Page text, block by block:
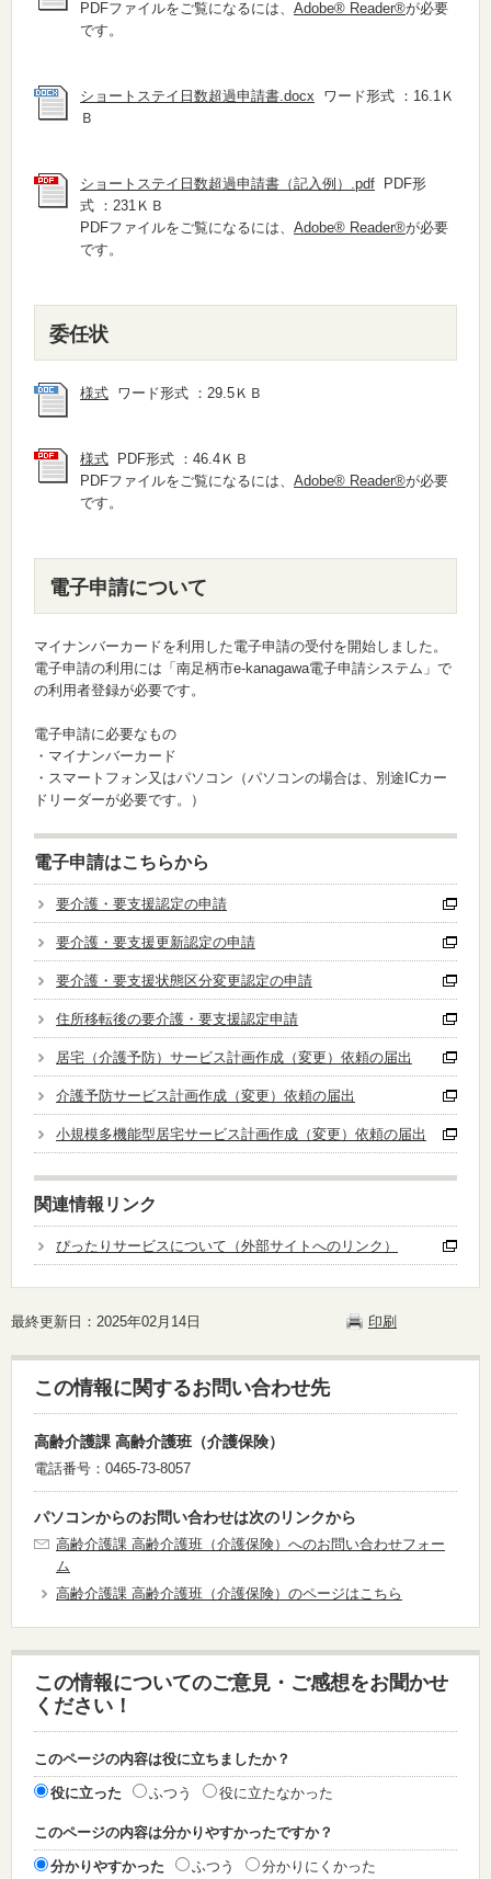
PDFファイルをご覧になるには、 Adobe® Reader®が必要
です。
ショートステイ日数超過申請書.docx ワード形式 ：16.1Ｋ
Ｂ
ショートステイ日数超過申請書（記入例）.pdf PDF形
式 ：231ＫＢ
PDFファイルをご覧になるには、 Adobe® Reader®が必要
です。
委任状
様式 ワード形式 ：29.5ＫＢ
様式 PDF形式 ：46.4ＫＢ
PDFファイルをご覧になるには、 Adobe® Reader®が必要
です。
電子申請について
マイナンバーカードを利用した電子申請の受付を開始しました。
電子申請の利用には「南足柄市e-kanagawa電子申請システム」で
の利用者登録が必要です。
電子申請に必要なもの
・マイナンバーカード
・スマートフォン又はパソコン（パソコンの場合は、別途ICカー
ドリーダーが必要です。）
電子申請はこちらから
要介護・要支援認定の申請
要介護・要支援更新認定の申請
要介護・要支援状態区分変更認定の申請
住所移転後の要介護・要支援認定申請
居宅（介護予防）サービス計画作成（変更）依頼の届出
介護予防サービス計画作成（変更）依頼の届出
小規模多機能型居宅サービス計画作成（変更）依頼の届出
関連情報リンク
ぴったりサービスについて（外部サイトへのリンク）
最終更新日：2025年02月14日 印刷
この情報に関するお問い合わせ先
高齢介護課 高齢介護班（介護保険）
電話番号：0465-73-8057
パソコンからのお問い合わせは次のリンクから
高齢介護課 高齢介護班（介護保険）へのお問い合わせフォー
ム
高齢介護課 高齢介護班（介護保険）のページはこちら
この情報についてのご意見・ご感想をお聞かせ
ください！
このページの内容は役に立ちましたか？
役に立った ふつう 役に立たなかった
このページの内容は分かりやすかったですか？
分かりやすかった ふつう 分かりにくかった